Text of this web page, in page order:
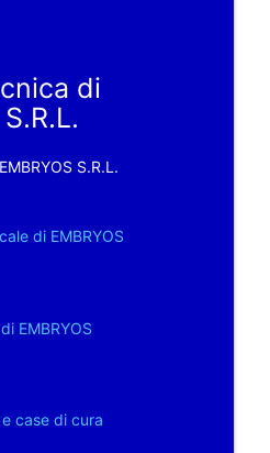
di
EMBRYOS S.R.L.
di EMBRYOS
EMBRYOS
case di cura